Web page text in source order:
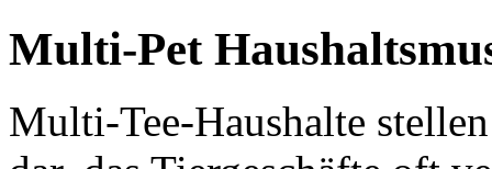
Multi-Pet
Multi-Tee-Haushalte